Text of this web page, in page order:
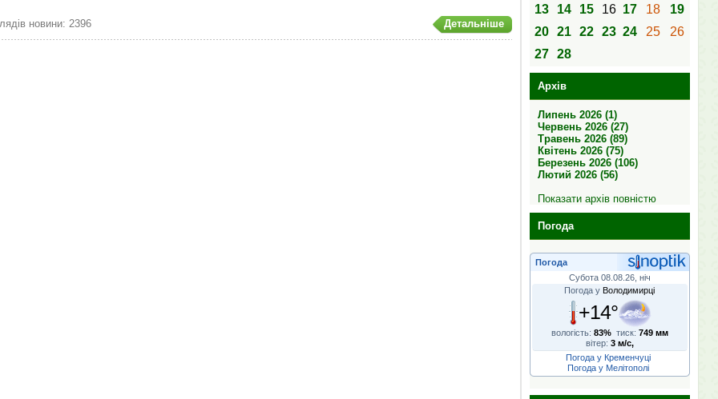
Детальніше
новини: 2396
13
14 15 16 17 18
19
20 21 22 23 24 25
26
27 28
Архів
Липень 2026 (1)
Червень 2026 (27)
Травень 2026 (89)
Квітень 2026 (75)
Березень 2026 (106)
Лютий 2026 (56)
Показати архів повністю
Погода
Погода
Субота 08.08.26, ніч
Погода у Володимирці
+14°
вологість: 83% тиск: 749 мм
вітер: 3 м/с,
Погода у Кременчуці
Погода у Мелітополі